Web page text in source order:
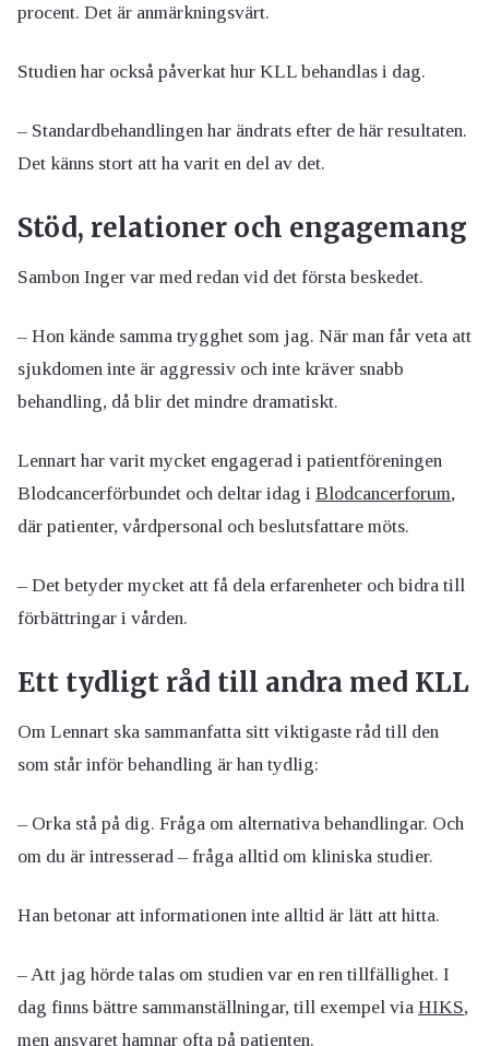
procent. Det är anmärkningsvärt.
Studien har också påverkat hur KLL behandlas i dag.
– Standardbehandlingen har ändrats efter de här resultaten.
Det känns stort att ha varit en del av det.
Stöd, relationer och engagemang
Sambon Inger var med redan vid det första beskedet.
– Hon kände samma trygghet som jag. När man får veta att
sjukdomen inte är aggressiv och inte kräver snabb
behandling, då blir det mindre dramatiskt.
Lennart har varit mycket engagerad i patientföreningen
Blodcancerförbundet och deltar idag i Blodcancerforum,
där patienter, vårdpersonal och beslutsfattare möts.
– Det betyder mycket att få dela erfarenheter och bidra till
förbättringar i vården.
Ett tydligt råd till andra med KLL
Om Lennart ska sammanfatta sitt viktigaste råd till den
som står inför behandling är han tydlig:
– Orka stå på dig. Fråga om alternativa behandlingar. Och
om du är intresserad – fråga alltid om kliniska studier.
Han betonar att informationen inte alltid är lätt att hitta.
– Att jag hörde talas om studien var en ren tillfällighet. I
dag finns bättre sammanställningar, till exempel via HIKS,
men ansvaret hamnar ofta på patienten.